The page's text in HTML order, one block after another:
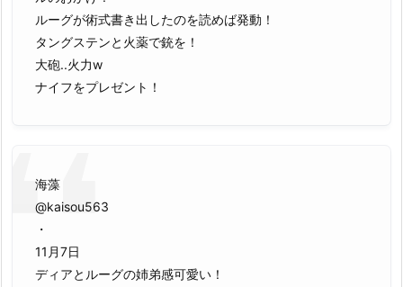
ルーグが術式書き出したのを読めば発動！
タングステンと火薬で銃を！
大砲..火力w
ナイフをプレゼント！
海藻
@kaisou563
・
11月7日
ディアとルーグの姉弟感可愛い！